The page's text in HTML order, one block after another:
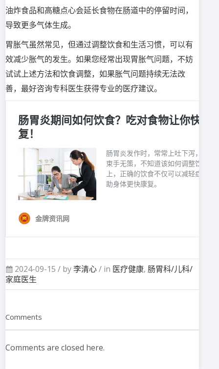
油炸食品和高糖点心会延长食物在肠道中的停留时间，
导致更多气体生成。
胃胀气虽然常见，但通过调整饮食和生活习惯，可以有
效减少胀气的发生。如果您经常出现胃胀气问题，不妨
试试上述方法和饮食调整，如果胀气问题持续无法改
善，最好咨询专科医生获得专业的医疗建议。
2024-09-15 / by李清心/ in 医疗健康, 肠胃科/儿科/
家庭医生
Comments
Comments are closed here.